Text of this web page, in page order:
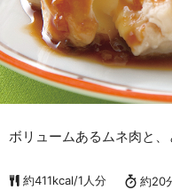
ボリュームあるムネ肉と
約411kcal/1人分 約20